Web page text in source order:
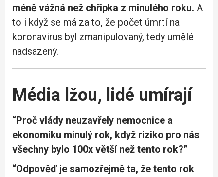
méně vážná než chřipka z minulého roku. A
to i když se má za to, že počet úmrtí na
koronavirus byl zmanipulovaný, tedy umělé
nadsazený.
Média lžou, lidé umírají
“Proč vlády neuzavřely nemocnice a
ekonomiku minulý rok, když riziko pro nás
všechny bylo 100x větší než tento rok?”
“Odpověď je samozřejmě ta, že tento rok